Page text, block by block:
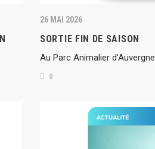
26 MAI 2026
SORTIE FIN DE SAISON
Au Parc Animalier d’Auvergne
0